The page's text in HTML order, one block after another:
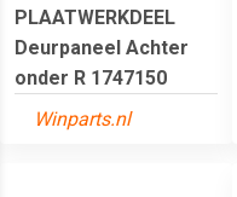
PLAATWERKDEEL
Deurpaneel Achter
onder R 1747150
Winparts.nl